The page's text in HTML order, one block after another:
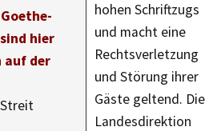
hier
auf der
hohen Schriftzugs
und macht eine
Rechtsverletzung
und Störung ihrer
Gäste geltend. Die
Landesdirektion